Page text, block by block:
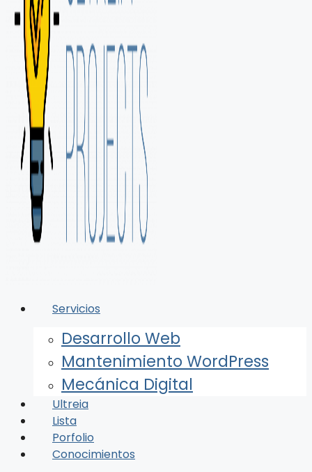
Servicios
Desarrollo Web
Mantenimiento WordPress
Mecánica Digital
Ultreia
Lista
Porfolio
Conocimientos